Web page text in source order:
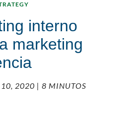
interno
marketing
2020 | 8 MINUTOS